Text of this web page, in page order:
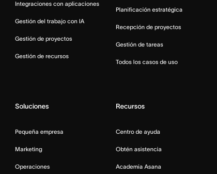
Integraciones con aplicaciones
Gestión del trabajo con IA
Gestión de proyectos
Gestión de recursos
Planificación estratégica
Recepción de proyectos
Gestión de tareas
Todos los casos de uso
Soluciones
Pequeña empresa
Marketing
Operaciones
Recursos
Centro de ayuda
Obtén asistencia
Academia Asana